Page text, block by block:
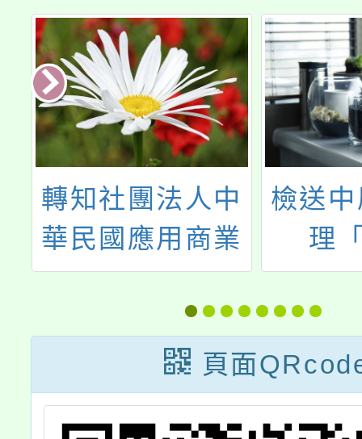
轉知社團法人中
華民國應用商業
管理協會「2024
夏令營-高中企管
營」活動
檢送
理
吹嘴
手工
程」
頁面